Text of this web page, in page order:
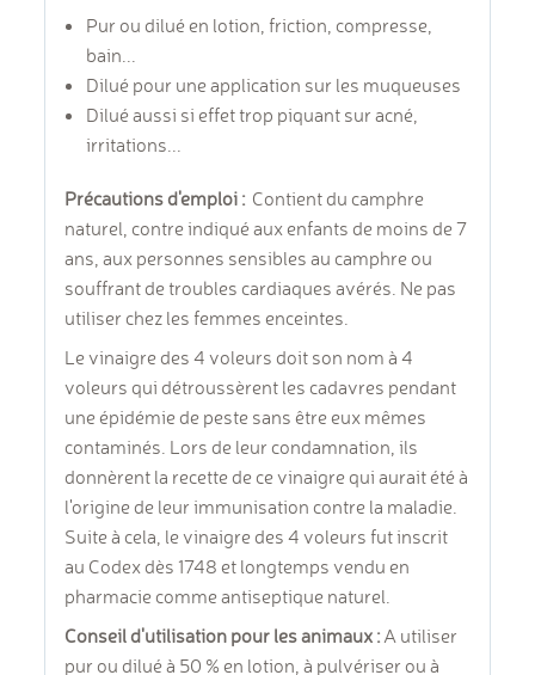
Pur ou dilué en lotion, friction, compresse,
bain...
Dilué pour une application sur les muqueuses
Dilué aussi si effet trop piquant sur acné,
irritations...
Précautions d'emploi : Contient du camphre
naturel, contre indiqué aux enfants de moins de 7
ans, aux personnes sensibles au camphre ou
souffrant de troubles cardiaques avérés. Ne pas
utiliser chez les femmes enceintes.
Le vinaigre des 4 voleurs doit son nom à 4
voleurs qui détroussèrent les cadavres pendant
une épidémie de peste sans être eux mêmes
contaminés. Lors de leur condamnation, ils
donnèrent la recette de ce vinaigre qui aurait été à
l'origine de leur immunisation contre la maladie.
Suite à cela, le vinaigre des 4 voleurs fut inscrit
au Codex dès 1748 et longtemps vendu en
pharmacie comme antiseptique naturel.
Conseil d'utilisation pour les animaux : A utiliser
pur ou dilué à 50 % en lotion, à pulvériser ou à